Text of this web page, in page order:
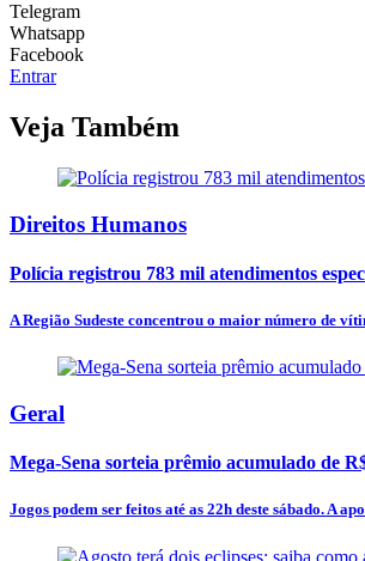
Telegram
Whatsapp
Facebook
Entrar
Veja Também
Direitos Humanos
Polícia registrou 783 mil atendimentos
A Região Sudeste concentrou o maior número de
Geral
Mega-Sena sorteia prêmio acumulado de
Jogos podem ser feitos até as 22h deste sábado. A